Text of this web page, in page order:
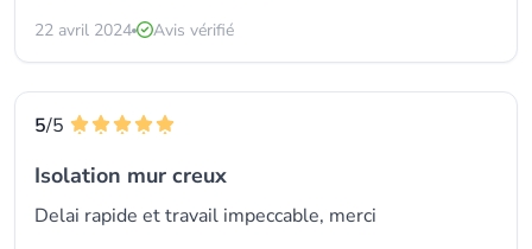
22 avril 2024 Avis vérifié
5/5
Isolation mur creux
Delai rapide et travail impeccable, merci